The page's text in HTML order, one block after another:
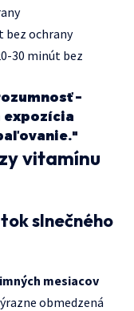
bez ochrany
30 minút bez
–
expozícia
vitamínu
slnečného
mesiacov
obmedzená